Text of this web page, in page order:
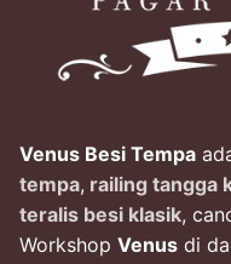
Venus Besi Tempa
tempa, railing tangga
teralis besi klasik,
Workshop Venus di